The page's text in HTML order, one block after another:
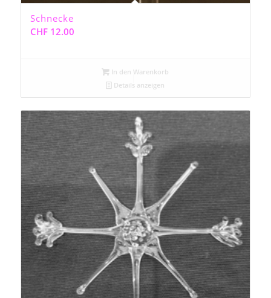
Schnecke
CHF12.00
In den Warenkorb
Details anzeigen